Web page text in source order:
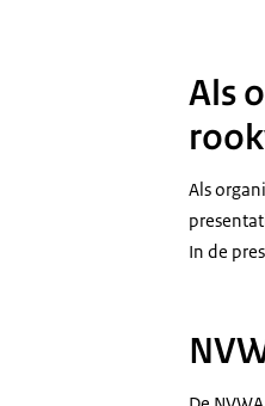
Als
Als
In de